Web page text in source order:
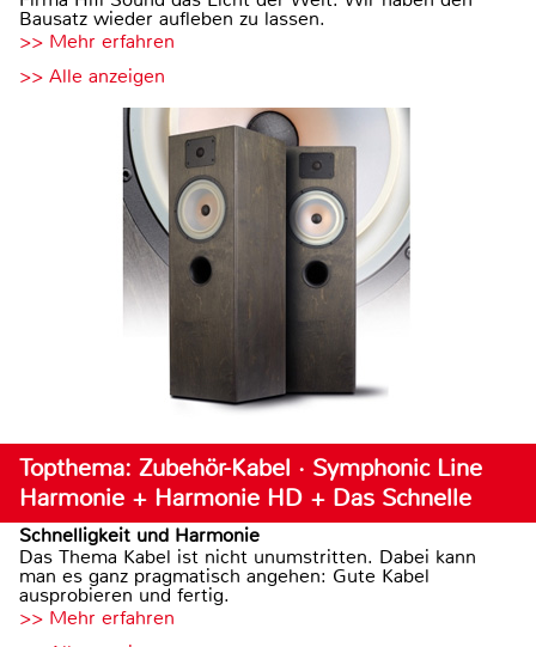
Bausatz wieder aufleben zu lassen.
>> Mehr erfahren
>> Alle anzeigen
Topthema: Zubehör-Kabel · Symphonic Line
Harmonie + Harmonie HD + Das Schnelle
Schnelligkeit und Harmonie
Das Thema Kabel ist nicht unumstritten. Dabei kann
man es ganz pragmatisch angehen: Gute Kabel
ausprobieren und fertig.
>> Mehr erfahren